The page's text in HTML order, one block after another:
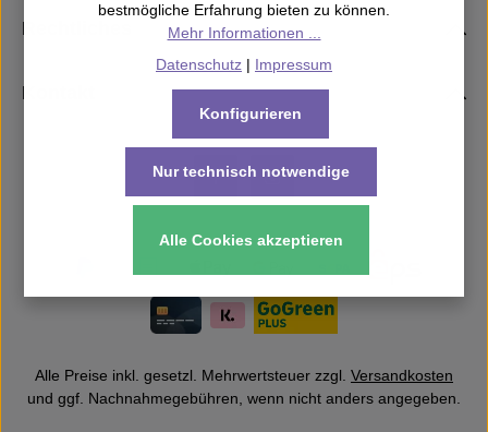
Rechtliches
Kontakt
Alle Preise inkl. gesetzl. Mehrwertsteuer zzgl. Versandkosten
und ggf. Nachnahmegebühren, wenn nicht anders angegeben.
bestmögliche Erfahrung bieten zu können.
Mehr Informationen ...
Datenschutz | Impressum
Nur technisch notwendige
Konfigurieren
Alle Cookies akzeptieren